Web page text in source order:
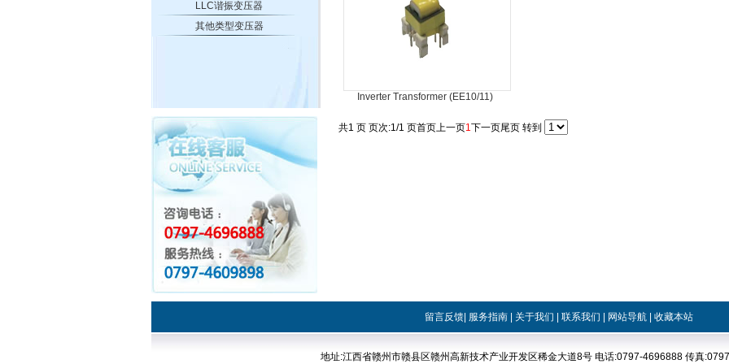
LLC谐振变压器
其他类型变压器
Inverter Transformer (EE10/11)
共1 页 页次:1/1 页首页上一页1下一页尾页 转到
留言反馈 服务指南 关于我们 联系我们 网站导航 收藏本站
地址:江西省赣州市赣县区赣州高新技术产业开发区稀金大道8号 电话:0797-4696888 传真